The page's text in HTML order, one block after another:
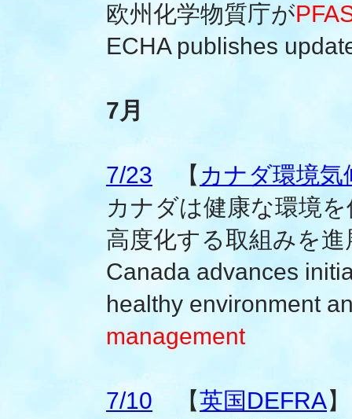
欧州化学物質庁が
ECHA publishes
7月
7/23 【 カナダ環境気
カナダは健康な環境
高度化する取組みを進
Canada advances
healthy environment
management
7/10 【英国DEFRA】